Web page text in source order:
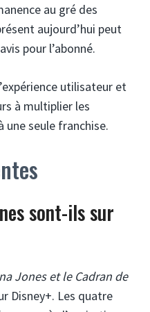
au gré des
aujourd’hui peut
pour l’abonné.
utilisateur et
à multiplier les
une seule franchise.
sont-ils sur
Jones et le Cadran de
Disney+. Les quatre